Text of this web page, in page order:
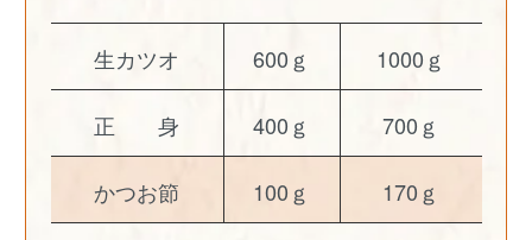
生カツオ 600ｇ 1000ｇ
正 身 400ｇ 700ｇ
かつお節 100ｇ 170ｇ